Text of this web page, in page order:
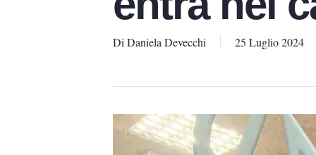
Di Daniela Devecchi 25 Luglio 2024